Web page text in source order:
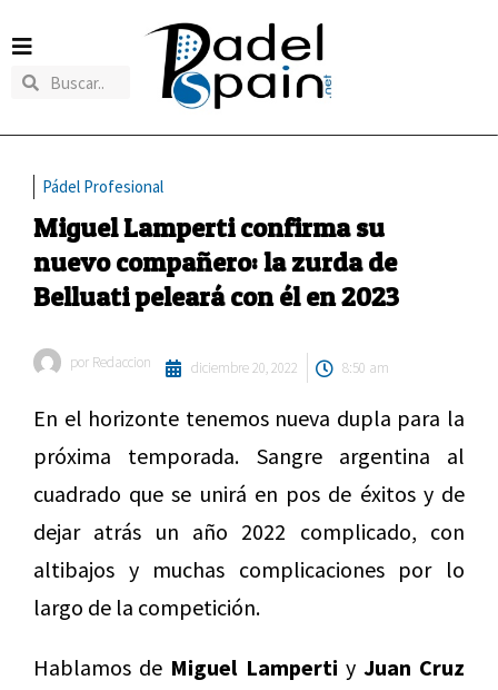
Pádel Profesional
Miguel Lamperti confirma su
nuevo compañero: la zurda de
Belluati peleará con él en 2023
por Redaccion diciembre 20, 2022 8:50 am
En el horizonte tenemos nueva dupla para la
próxima temporada. Sangre argentina al
cuadrado que se unirá en pos de éxitos y de
dejar atrás un año 2022 complicado, con
altibajos y muchas complicaciones por lo
largo de la competición.
Hablamos de Miguel Lamperti y Juan Cruz